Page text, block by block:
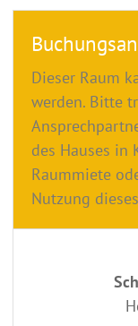
Dieser Raum
werden. Bitte
des Hauses in
Raummiete
Nutzung